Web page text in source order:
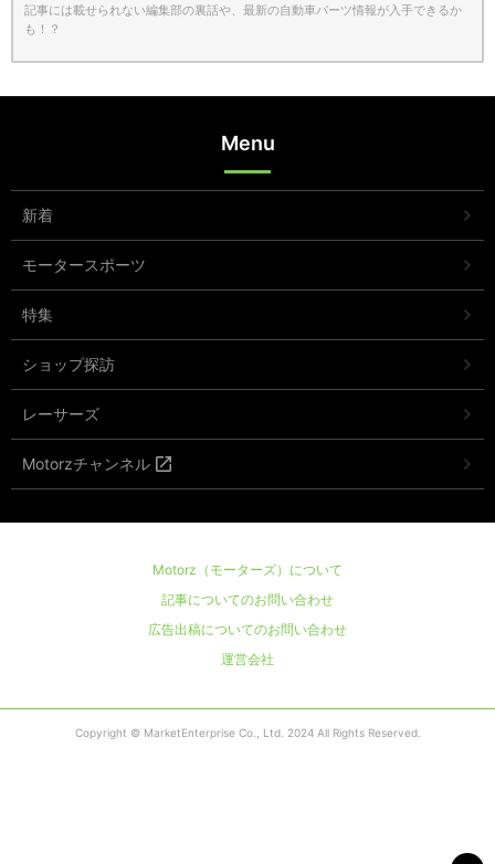
記事には載せられない編集部の裏話や、最新の自動車パーツ情報が入手できるか
も！？
Menu
新着
モータースポーツ
特集
ショップ探訪
レーサーズ
Motorzチャンネル
Motorz（モーターズ）について
記事についてのお問い合わせ
広告出稿についてのお問い合わせ
運営会社
Copyright © MarketEnterprise Co., Ltd. 2024 All Rights Reserved.